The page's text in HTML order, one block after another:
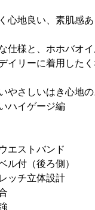
心地良い、素肌感
仕様と、ホホバオ
イリーに着用したく
やさしいはき心地の
ハイゲージ編
エストバンド
ル付（後ろ側）
ッチ立体設計